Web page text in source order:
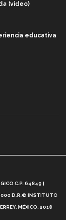
(video)
educativa
(video)
C.P. 64849 |
2000 D.R.© INSTITUTO
MÉXICO. 2018